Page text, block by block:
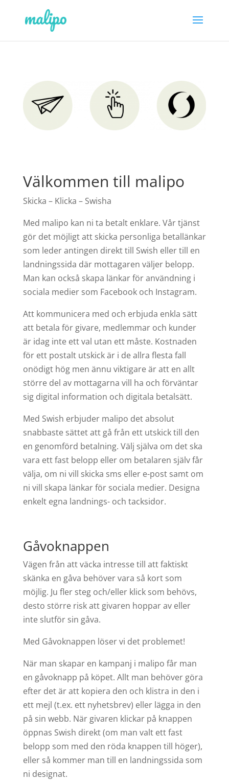
Välkommen till malipo
Skicka – Klicka – Swisha
Med malipo kan ni ta betalt enklare. Vår tjänst
gör det möjligt att skicka personliga betallänkar
som leder antingen direkt till Swish eller till en
landningssida där mottagaren väljer belopp.
Man kan också skapa länkar för användning i
sociala medier som Facebook och Instagram.
Att kommunicera med och erbjuda enkla sätt
att betala för givare, medlemmar och kunder
är idag inte ett val utan ett måste. Kostnaden
för ett postalt utskick är i de allra flesta fall
onödigt hög men ännu viktigare är att en allt
större del av mottagarna vill ha och förväntar
sig digital information och digitala betalsätt.
Med Swish erbjuder malipo det absolut
snabbaste sättet att gå från ett utskick till den
en genomförd betalning. Välj själva om det ska
vara ett fast belopp eller om betalaren själv får
välja, om ni vill skicka sms eller e-post samt om
ni vill skapa länkar för sociala medier. Designa
enkelt egna landnings- och tacksidor.
Gåvoknappen
Vägen från att väcka intresse till att faktiskt
skänka en gåva behöver vara så kort som
möjlig. Ju fler steg och/eller klick som behövs,
desto större risk att givaren hoppar av eller
inte slutför sin gåva.
Med Gåvoknappen löser vi det problemet!
När man skapar en kampanj i malipo får man
en gåvoknapp på köpet. Allt man behöver göra
efter det är att kopiera den och klistra in den i
ett mejl (t.ex. ett nyhetsbrev) eller lägga in den
på sin webb. När givaren klickar på knappen
öppnas Swish direkt (om man valt ett fast
belopp som med den röda knappen till höger),
eller så kommer man till en landningssida som
ni designat.